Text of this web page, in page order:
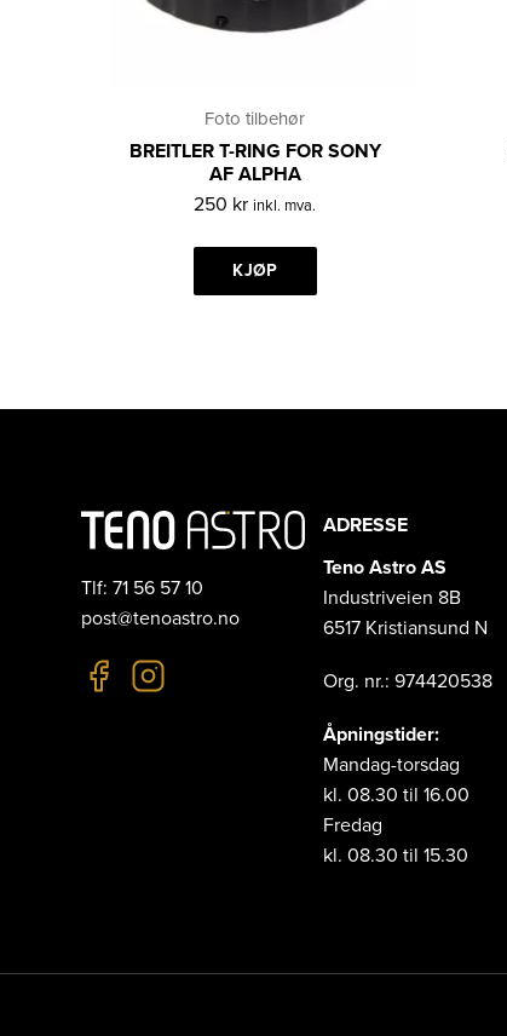
Foto tilbehør
BREITLER T-RING FOR SONY
AF ALPHA
250 kr inkl. mva.
KJØP
Tlf: 71 56 57 10
post@tenoastro.no
ADRESSE
Teno Astro AS
Industriveien 8B
6517 Kristiansund N
Org. nr.: 974420538
Åpningstider:
Mandag-torsdag
kl. 08.30 til 16.00
Fredag
kl. 08.30 til 15.30